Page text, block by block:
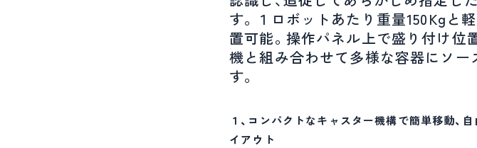
す。１ロボットあたり重量150Kgと
置可能。操作パネル上で盛り付け位
機と組み合わせて多様な容器にソー
す。
１、コンパクトなキャスター機構で簡単移動、
イアウト